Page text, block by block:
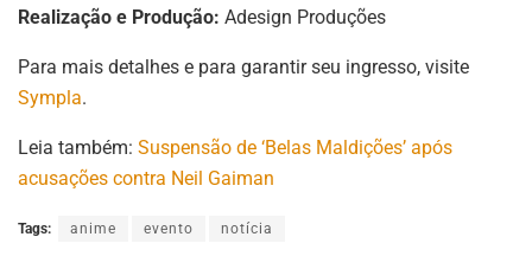
Realização e Produção: Adesign Produções
Para mais detalhes e para garantir seu ingresso, visite
Sympla.
Leia também: Suspensão de ‘Belas Maldições’ após
acusações contra Neil Gaiman
Tags: anime evento notícia